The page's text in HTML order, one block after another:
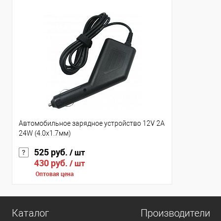
Автомобильное зарядное устройство 12V 2A
24W (4.0x1.7мм)
525 руб. / шт
430 руб. / шт
Оптовая цена
Каталог Производители